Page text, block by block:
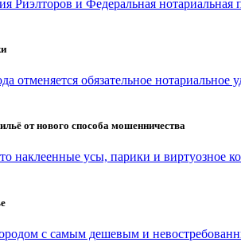
Риэлторов и Федеральная нотариальная
отменяется обязательное нотариальное
от нового способа мошенничества
наклеенные усы, парики и виртуозное
с самым дешевым и